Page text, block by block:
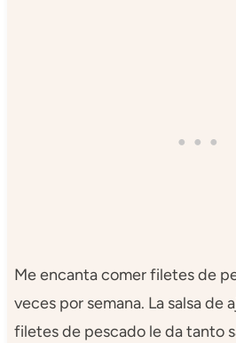
Me encanta comer filetes de
veces por semana. La salsa de
filetes de pescado le da tanto